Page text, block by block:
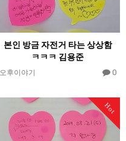
본인 방금 자전거 타는 상상함
ㅋㅋㅋ 김용준
오후이야기 0
Hot